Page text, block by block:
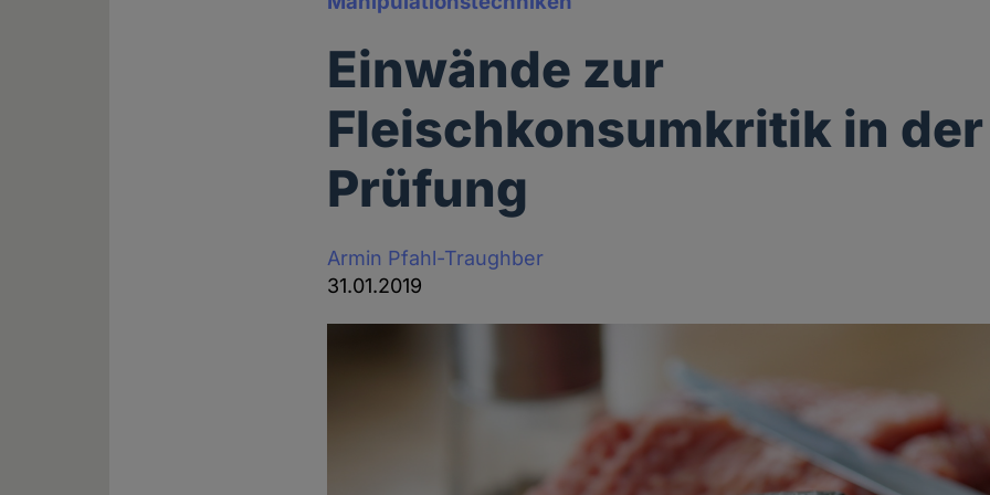
Einwände zur
Fleischkonsumkritik in der
Prüfung
Armin Pfahl-Traughber
31.01.2019